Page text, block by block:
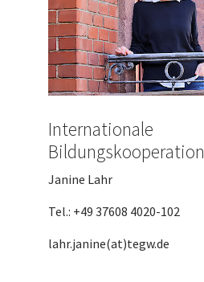
Internationale
Bildungskooperation
Janine Lahr
Tel.: +49 37608 4020-102
lahr.janine(at)tegw.de